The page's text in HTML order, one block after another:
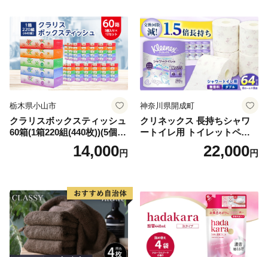
倶知安町 日用品
栃木県小山市
クラリスボックスティッシュ
60箱(1箱220組(440枚))(5個入
り×12セット)【1256759】
14,000円
神奈川県開成町
クリネックス 長持ちシャワ
ートイレ用 トイレットペー
パー（ダブル）64ロール(8ロ
ール×8パック) 開成町 トイレ
蓄 防災 エコ 消耗品 生活雑貨
生活用品 無香料 トイレット
ペーパー ダブル といれっと
ぺーぱー トイレ クレシア ト
イレットペーパー [BDBH002
-1]
22,000円